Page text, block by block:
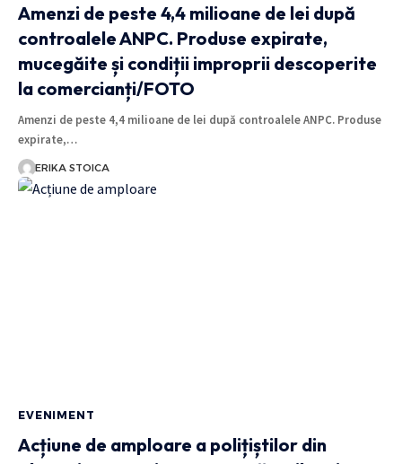
Amenzi de peste 4,4 milioane de lei după
controalele ANPC. Produse expirate,
mucegăite și condiții improprii descoperite
la comercianți/FOTO
Amenzi de peste 4,4 milioane de lei după controalele ANPC. Produse
expirate,…
ERIKA STOICA
EVENIMENT
Acțiune de amploare a polițiștilor din